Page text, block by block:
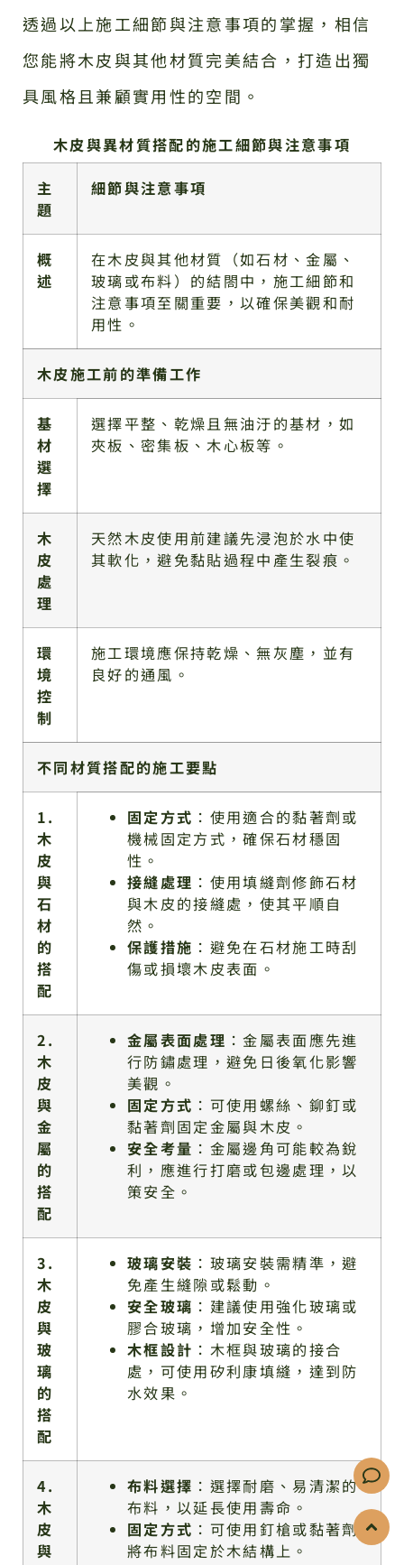
透過以上施工細節與注意事項的掌握，相信
您能將木皮與其他材質完美結合，打造出獨
具風格且兼顧實用性的空間。
木皮與異材質搭配的施工細節與注意事項
主
題
細節與注意事項
概
述
在木皮與其他材質（如石材、金屬、
玻璃或布料）的結閤中，施工細節和
注意事項至關重要，以確保美觀和耐
用性。
木皮施工前的準備工作
基
材
選
擇
選擇平整、乾燥且無油汙的基材，如
夾板、密集板、木心板等。
木
皮
處
理
天然木皮使用前建議先浸泡於水中使
其軟化，避免黏貼過程中產生裂痕。
環
境
控
制
施工環境應保持乾燥、無灰塵，並有
良好的通風。
不同材質搭配的施工要點
1.
木
皮
與
石
材
的
搭
配
固定方式 ：使用適合的黏著劑或
機械固定方式，確保石材穩固
性。
接縫處理 ：使用填縫劑修飾石材
與木皮的接縫處，使其平順自
然。
保護措施 ：避免在石材施工時刮
傷或損壞木皮表面。
2.
木
皮
與
金
屬
的
搭
配
金屬表面處理 ：金屬表面應先進
行防鏽處理，避免日後氧化影響
美觀。
固定方式 ：可使用螺絲、鉚釘或
黏著劑固定金屬與木皮。
安全考量 ：金屬邊角可能較為銳
利，應進行打磨或包邊處理，以
策安全。
3.
木
皮
與
玻
璃
的
搭
配
玻璃安裝 ：玻璃安裝需精準，避
免產生縫隙或鬆動。
安全玻璃 ：建議使用強化玻璃或
膠合玻璃，增加安全性。
木框設計 ：木框與玻璃的接合
處，可使用矽利康填縫，達到防
水效果。
4.
木
皮
與
布料選擇 ：選擇耐磨、易清潔的
布料，以延長使用壽命。
固定方式 ：可使用釘槍或黏著劑
將布料固定於木結構上。